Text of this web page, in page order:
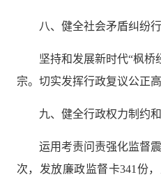
八、健全社会矛盾纠纷
坚持和发展新时代“枫桥
宗。切实发挥行政复议公正
九、健全行政权力制约
运用考责问责强化监督
次，发放廉政监督卡341份